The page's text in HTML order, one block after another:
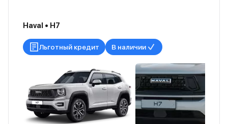
Haval • H7
Льготный кредит В наличии